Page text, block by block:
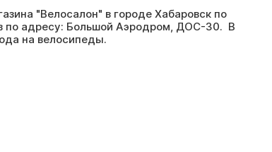
"Велосалон" в городе Хабаровск по
по адресу: Большой Аэродром, ДОС-30. В
на велосипеды.